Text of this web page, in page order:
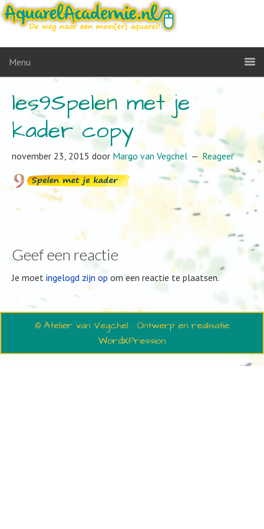
Menu
les9Spelen met je
kader copy
november 23, 2015 door Margo van Vegchel Reageer
Geef een reactie
Je moet ingelogd zijn op om een reactie te plaatsen.
© Atelier van Vegchel · Ontwerp en realisatie
WordXPression